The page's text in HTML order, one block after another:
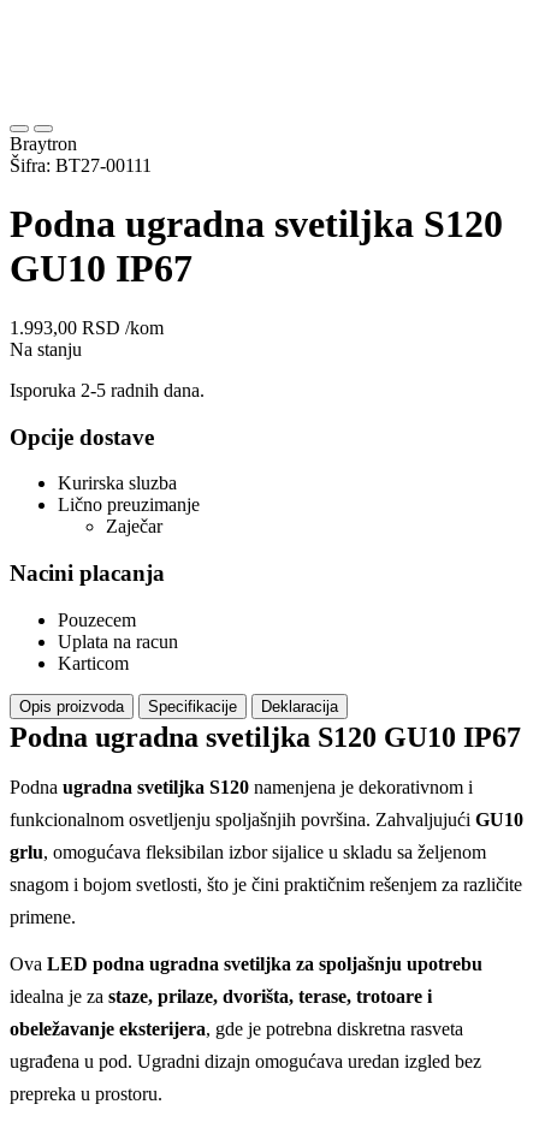
Braytron
Šifra: BT27-00111
Podna ugradna svetiljka S120
GU10 IP67
1.993,00 RSD /kom
Na stanju
Isporuka 2-5 radnih dana.
Opcije dostave
Kurirska sluzba
Lično preuzimanje
Zaječar
Nacini placanja
Pouzecem
Uplata na racun
Karticom
Opis proizvoda Specifikacije Deklaracija
Podna ugradna svetiljka S120 GU10 IP67
Podna ugradna svetiljka S120 namenjena je dekorativnom i
funkcionalnom osvetljenju spoljašnjih površina. Zahvaljujući GU10
grlu, omogućava fleksibilan izbor sijalice u skladu sa željenom
snagom i bojom svetlosti, što je čini praktičnim rešenjem za različite
primene.
Ova LED podna ugradna svetiljka za spoljašnju upotrebu
idealna je za staze, prilaze, dvorišta, terase, trotoare i
obeležavanje eksterijera, gde je potrebna diskretna rasveta
ugrađena u pod. Ugradni dizajn omogućava uredan izgled bez
prepreka u prostoru.